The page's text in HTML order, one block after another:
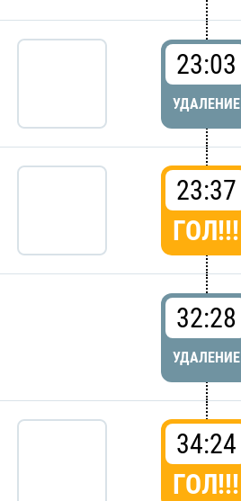
23:03
УДАЛЕНИЕ
23:37
ГОЛ!!!
32:28
УДАЛЕНИЕ
34:24
ГОЛ!!!